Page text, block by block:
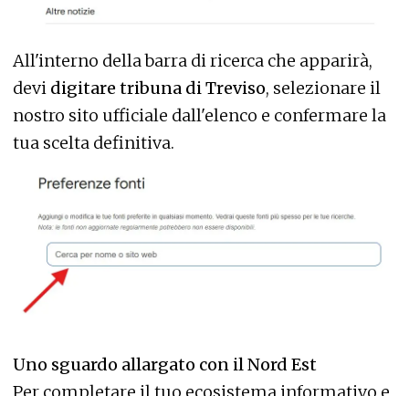
All'interno della barra di ricerca che apparirà,
devi digitare tribuna di Treviso, selezionare il
nostro sito ufficiale dall'elenco e confermare la
tua scelta definitiva.
Uno sguardo allargato con il Nord Est